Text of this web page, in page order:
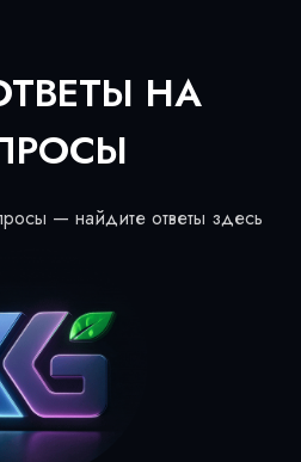
НА
— найдите ответы здесь